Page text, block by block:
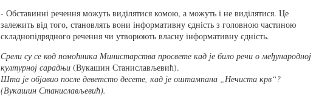
- Обставинні речення можуть виділятися комою, а можуть і не виділятися. Це
залежить від того, становлять вони інформативну єдність з головною частиною
складнопідрядного речення чи утворюють власну інформативну єдність.
Срели су се код помоћника Министарства просвете кад је било речи о међународној
културној сарадњи (Вукашин Станислављевић).
Шта је објавио после деветсто десете, кад је оштампана „Нечиста крв“?
(Вукашин Станислављевић).